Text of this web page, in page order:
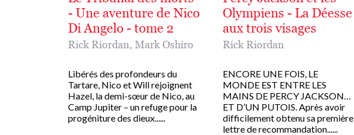
- Une aventure de Nico
Di Angelo - tome 2
Rick Riordan, Mark Oshiro
Libérés des profondeurs du
Tartare, Nico et Will rejoignent
Hazel, la demi-sœur de Nico, au
Camp Jupiter – un refuge pour la
progéniture des dieux......
Olympiens - La Déesse
aux trois visages
Rick Riordan
ENCORE UNE FOIS, LE
MONDE EST ENTRE LES
MAINS DE PERCY JACKSON…
ET D’UN PUTOIS. Après avoir
difficilement obtenu sa première
lettre de recommandation......